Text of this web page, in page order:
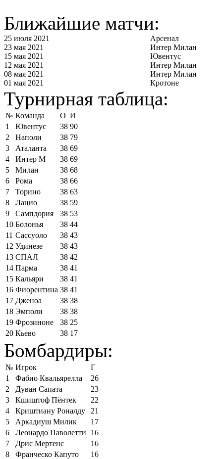
Ближайшие матчи:
25 июля 2021
Арсенал
23 мая 2021
Интер Милан
15 мая 2021
Ювентус
12 мая 2021
Интер Милан
08 мая 2021
Интер Милан
01 мая 2021
Кротоне
Турнирная таблица:
№ Команда О И
1
Ювентус 38 90
2
Наполи 38 79
3
Аталанта 38 69
4
Интер М 38 69
5
Милан 38 68
6
Рома 38 66
7
Торино 38 63
8
Лацио 38 59
9
Сампдория 38 53
10 Болонья 38 44
11 Сассуоло 38 43
12 Удинезе 38 43
13 СПАЛ 38 42
14 Парма 38 41
15 Кальяри 38 41
16 Фиорентина 38 41
17 Дженоа 38 38
18 Эмполи 38 38
19 Фрозиноне 38 25
20 Кьево 38 17
Бомбардиры:
№ Игрок
Г
1
Фабио Квальярелла
26
2
Дуван Сапата
23
3
Кшиштоф Пёнтек
22
4
Криштиану Роналду
21
5
Аркадиуш Милик
17
6
Леонардо Паволетти
16
7
Дрис Мертенс
16
8
Франческо Капуто
16